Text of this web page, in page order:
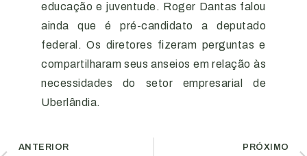
educação e juventude. Roger Dantas falou
ainda que é pré-candidato a deputado
federal. Os diretores fizeram perguntas e
compartilharam seus anseios em relação às
necessidades do setor empresarial de
Uberlândia.
ANTERIOR PRÓXIMO